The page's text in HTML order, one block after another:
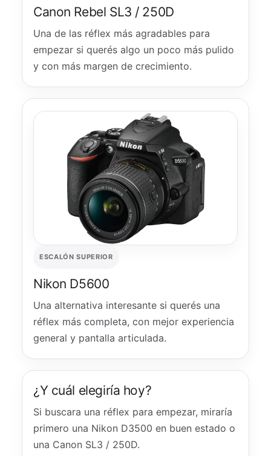
Canon Rebel SL3 / 250D
Una de las réflex más agradables para
empezar si querés algo un poco más pulido
y con más margen de crecimiento.
ESCALÓN SUPERIOR
Nikon D5600
Una alternativa interesante si querés una
réflex más completa, con mejor experiencia
general y pantalla articulada.
¿Y cuál elegiría hoy?
Si buscara una réflex para empezar, miraría
primero una Nikon D3500 en buen estado o
una Canon SL3 / 250D.